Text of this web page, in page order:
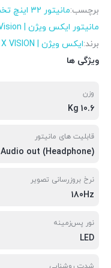
برچسب:مانیتور 32 اینچ تخت
مانیتور ایکس ویژن | XVision
برند:ایکس ویژن | X VISION
ویژگی ها
وزن
10.6 Kg
قابلیت های مانیتور
Audio out (Headphone)
نرخ بروزرسانی تصویر
180Hz
نور پس‌زمینه
LED